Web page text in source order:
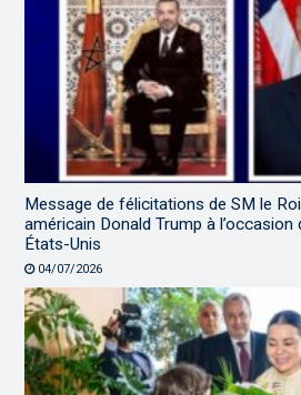
Message de félicitations de SM le
américain Donald Trump à
États-Unis
04/07/2026